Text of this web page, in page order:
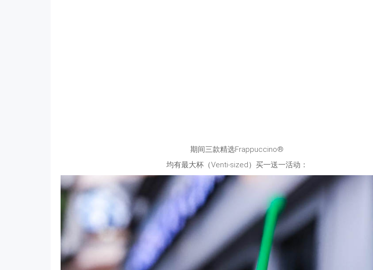
期间三款精选Frappuccino®
均有最大杯（Venti-sized）买一送一活动：